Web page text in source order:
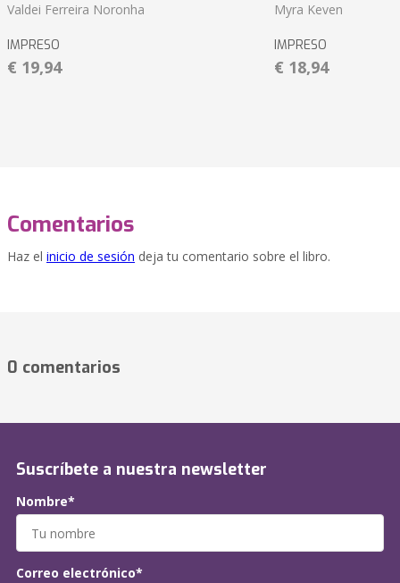
Valdei Ferreira Noronha
IMPRESO
€ 19,94
Myra Keven
IMPRESO
€ 18,94
Comentarios
Haz el inicio de sesión deja tu comentario sobre el libro.
0 comentarios
Suscríbete a nuestra newsletter
Nombre*
Correo electrónico*